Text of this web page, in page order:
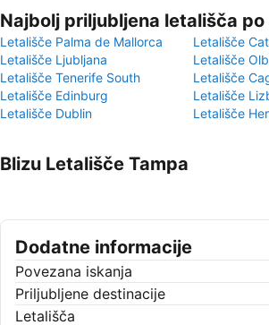
Najbolj priljubljena letališča
Letališče Palma de Mallorca
Letališče
Letališče Ljubljana
Letališče
Letališče Tenerife South
Letališče
Letališče Edinburg
Letališče
Letališče Dublin
Letališče
Blizu Letališče Tampa
Dodatne informacije
Povezana iskanja
Priljubljene destinacije
Letališča